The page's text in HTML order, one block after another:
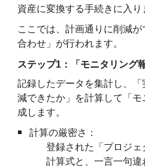
資産に変換する手続きに入り
ここでは、計画通りに削減が
合わせ」が行われます。
ステップ1：「モニタリング
記録したデータを集計し、「
減できたか」を計算して「
成します。
計算の厳密さ：
登録された「プロジ
計算式と、一言一句